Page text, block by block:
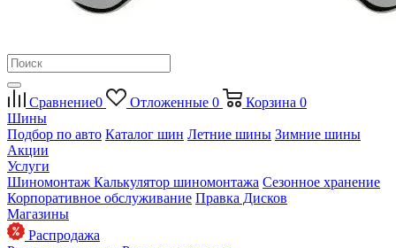
Сравнение0 Отложенные 0 Корзина 0
Шины
Подбор по авто Каталог шин Летние шины Зимние шины
Акции
Услуги
Шиномонтаж Калькулятор шиномонтажа Сезонное хранение
Корпоративное обслуживание Правка Дисков
Магазины
Распродажа